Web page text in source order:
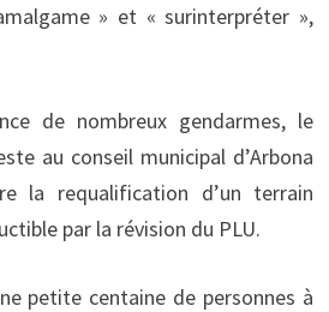
» et « surinterpréter »,
de nombreux gendarmes, le
au conseil municipal d’Arbona
la requalification d’un terrain
par la révision du PLU.
petite centaine de personnes à